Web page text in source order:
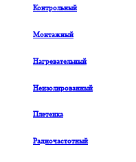
Контрольный
Монтажный
Нагревательный
Неизолированный
Плетенка
Радиочастотный